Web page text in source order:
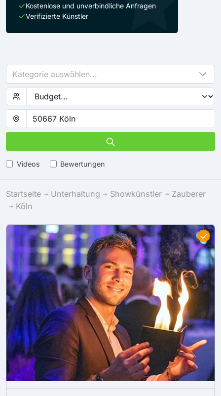
Kostenlose und unverbindliche Anfragen
Verifizierte Künstler
Kategorie auswählen...
Videos Bewertungen
Startseite Unterhaltung Showkünstler
Zauberer
Köln